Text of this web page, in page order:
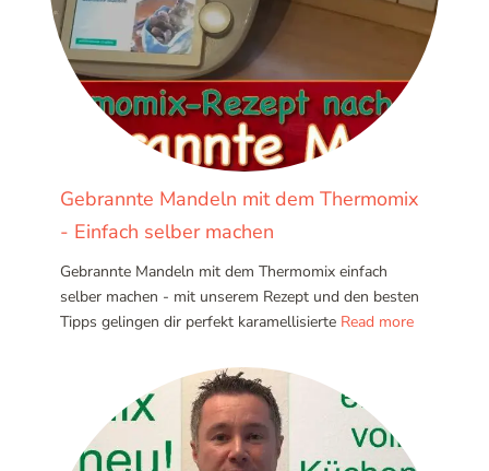
Gebrannte Mandeln mit dem Thermomix
- Einfach selber machen
Gebrannte Mandeln mit dem Thermomix einfach
selber machen - mit unserem Rezept und den besten
Tipps gelingen dir perfekt karamellisierte Read more